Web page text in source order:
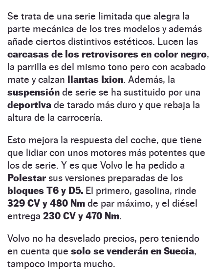
Se trata de una serie limitada que alegra la
parte mecánica de los tres modelos y además
añade ciertos distintivos estéticos. Lucen las
carcasas de los retrovisores en color negro,
la parrilla es del mismo tono pero con acabado
mate y calzan llantas Ixion. Además, la
suspensión de serie se ha sustituido por una
deportiva de tarado más duro y que rebaja la
altura de la carrocería.
Esto mejora la respuesta del coche, que tiene
que lidiar con unos motores más potentes que
los de serie. Y es que Volvo le ha pedido a
Polestarsus versiones preparadas de los
bloques T6 y D5. El primero, gasolina, rinde
329 CV y 480 Nm de par máximo, y el diésel
entrega 230 CV y 470 Nm.
Volvo no ha desvelado precios, pero teniendo
en cuenta que solo se venderán en Suecia,
tampoco importa mucho.